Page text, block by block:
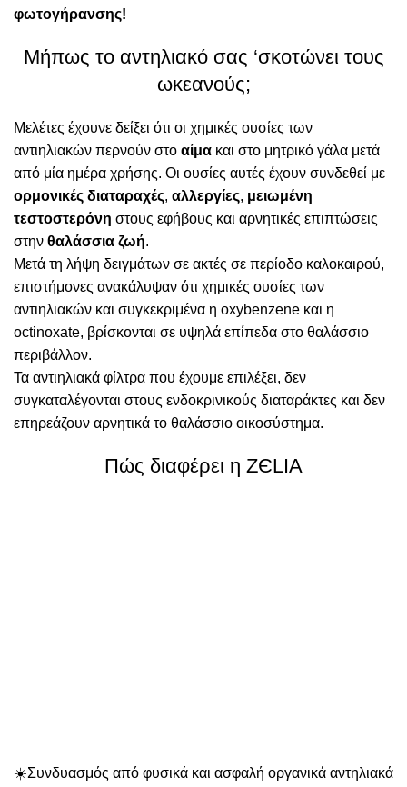
φωτογήρανσης!
Μήπως το αντηλιακό σας ‘σκοτώνει τους
ωκεανούς;
Μελέτες έχουνε δείξει ότι οι χημικές ουσίες των
αντιηλιακών περνούν στο αίμα και στο μητρικό γάλα μετά
από μία ημέρα χρήσης. Οι ουσίες αυτές έχουν συνδεθεί με
ορμονικές διαταραχές, αλλεργίες, μειωμένη
τεστοστερόνη στους εφήβους και αρνητικές επιπτώσεις
στην θαλάσσια ζωή.
Μετά τη λήψη δειγμάτων σε ακτές σε περίοδο καλοκαιρού,
επιστήμονες ανακάλυψαν ότι χημικές ουσίες των
αντιηλιακών και συγκεκριμένα η oxybenzene και η
octinoxate, βρίσκονται σε υψηλά επίπεδα στο θαλάσσιο
περιβάλλον.
Τα αντιηλιακά φίλτρα που έχουμε επιλέξει, δεν
συγκαταλέγονται στους ενδοκρινικούς διαταράκτες και δεν
επηρεάζουν αρνητικά το θαλάσσιο οικοσύστημα.
Πώς διαφέρει η ZЄLIA
☀️Συνδυασμός από φυσικά και ασφαλή οργανικά αντηλιακά